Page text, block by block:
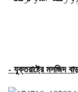
- যুক্তরাষ্ট্রে মসজিদ